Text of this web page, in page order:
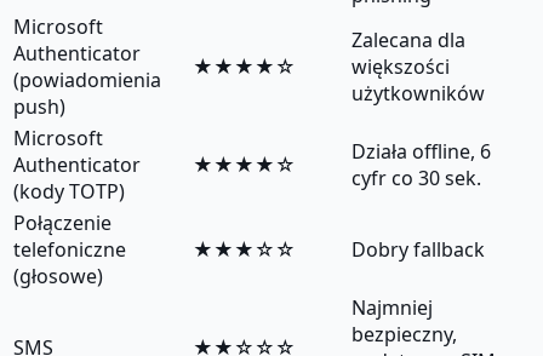
Microsoft
Authenticator
(powiadomienia
push)
★★★★☆
Zalecana dla
większości
użytkowników
Microsoft
Authenticator
(kody TOTP)
★★★★☆
Działa offline, 6
cyfr co 30 sek.
Połączenie
telefoniczne
(głosowe)
★★★☆☆ Dobry fallback
SMS ★★☆☆☆
Najmniej
bezpieczny,